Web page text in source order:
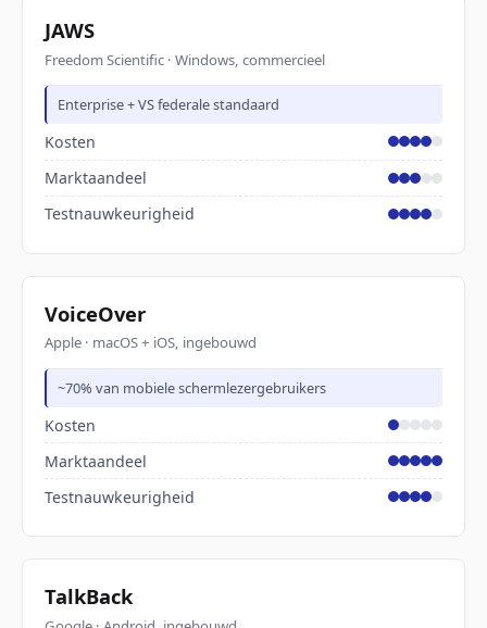
JAWS
Freedom Scientific · Windows, commercieel
Enterprise + VS federale standaard
Kosten
Marktaandeel
Testnauwkeurigheid
VoiceOver
Apple · macOS + iOS, ingebouwd
~70% van mobiele schermlezergebruikers
Kosten
Marktaandeel
Testnauwkeurigheid
TalkBack